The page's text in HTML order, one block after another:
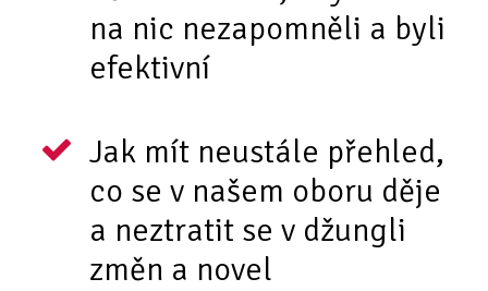
na nic nezapomněli a byli
efektivní
Jak mít neustále přehled,
co se v našem oboru děje
a neztratit se v džungli
změn a novel